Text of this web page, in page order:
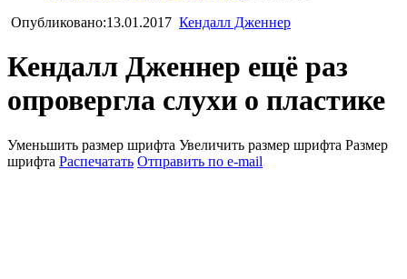
Опубликовано:13.01.2017 Кендалл Дженнер
Кендалл Дженнер ещё раз
опровергла слухи о пластике
Уменьшить размер шрифта Увеличить размер шрифта Размер
шрифта Распечатать Отправить по e-mail